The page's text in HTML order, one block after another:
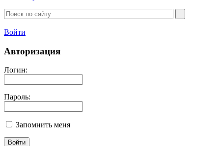
Войти
Авторизация
Логин:
Пароль:
Запомнить меня